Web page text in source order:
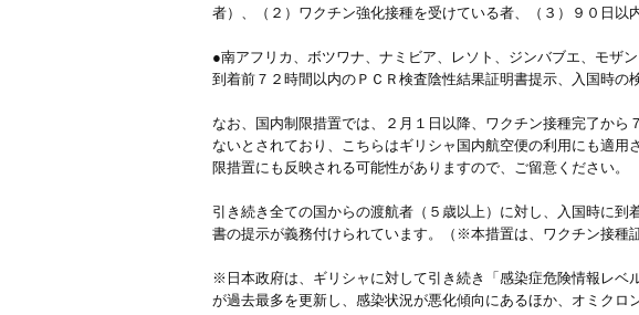
者）、（２）ワクチン強化接種を受けている者、（３）９０日以
●南アフリカ、ボツワナ、ナミビア、レソト、ジンバブエ、モザ
到着前７２時間以内のＰＣＲ検査陰性結果証明書提示、入国時の
なお、国内制限措置では、２月１日以降、ワクチン接種完了か
ないとされており、こちらはギリシャ国内航空便の利用にも適
限措置にも反映される可能性がありますので、ご留意ください。
引き続き全ての国からの渡航者（５歳以上）に対し、入国時に
書の提示が義務付けられています。（※本措置は、ワクチン接種
※日本政府は、ギリシャに対して引き続き「感染症危険情報レ
が過去最多を更新し、感染状況が悪化傾向にあるほか、オミクロ